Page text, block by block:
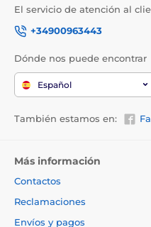
previo aviso. Las
El producto
Camas y casetas para
Para los perros
El servicio de atención al
+34900963443
Dónde nos puede encontrar
Español
También estamos en:
Más información
Contactos
Reclamaciones
Envíos y pagos